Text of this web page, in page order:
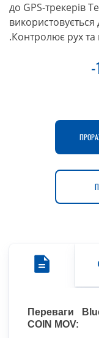
до GPS-трекерів
використовується
.Контролює рух та
Переваги
COIN MOV: